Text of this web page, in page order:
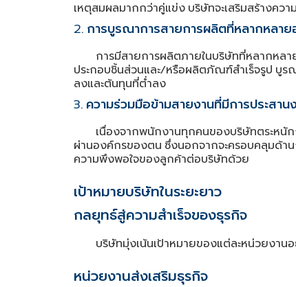
เหตุสมผลมากกว่าคู่แข่ง บริษัทจะเสริมสร้างคว
2. การบูรณาการสายการผลิตที่หลากหลา
การมีสายการผลิตภายในบริษัทที่หลากหลา
ประกอบชิ้นส่วนและ/หรือผลิตภัณฑ์สําเร็จรูป บูร
ลงและต้นทุนที่ต่ำลง
3. ความร่วมมือข้ามสายงานที่มีการประสาน
เนื่องจากพนักงานทุกคนของบริษัทตระหนั
ผ่านองค์กรของตน ซึ่งนอกจากจะครอบคลุมด้า
ความพึงพอใจของลูกค้าต่อบริษัทด้วย
เป้าหมายบริษัทในระยะยาว
กลยุทธ์สู่ความสำเร็จของธุรกิจ
บริษัทมุ่งเน้นเป้าหมายของแต่ละหน่วยงาน
หน่วยงานส่งเสริมธุรกิจ